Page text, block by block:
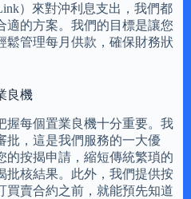
）來對沖利息支出，我們都
適的方案。我們的目標是讓您
鬆管理每月供款，確保財務狀
良機
握每個置業良機十分重要。我
批，這是我們服務的一大優
的按揭申請，縮短傳統繁瑣的
批核結果。此外，我們提供按
買賣合約之前，就能預先知道